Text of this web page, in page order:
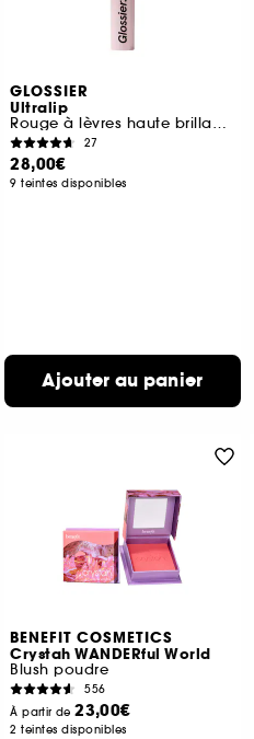
GLOSSIER
Ultralip
Rouge à lèvres haute brillance
27
28,00€
9 teintes disponibles
Ajouter au panier
BENEFIT COSMETICS
Crystah WANDERful World
Blush poudre
556
À partir de23,00€
2 teintes disponibles